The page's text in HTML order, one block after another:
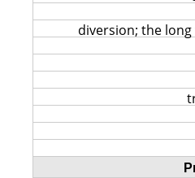
diversion; the